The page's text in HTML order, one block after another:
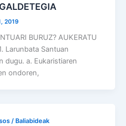
2019
BURUZ? AUKERATU
Larunbata Santuan
a. Eukaristiaren
ondoren,
/ Baliabideak